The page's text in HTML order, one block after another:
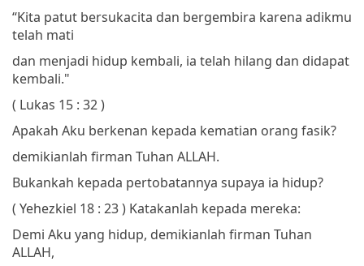
“Kita patut bersukacita dan bergembira karena adikmu
telah mati
dan menjadi hidup kembali, ia telah hilang dan didapat
kembali."
( Lukas 15 : 32 )
Apakah Aku berkenan kepada kematian orang fasik?
demikianlah firman Tuhan ALLAH.
Bukankah kepada pertobatannya supaya ia hidup?
( Yehezkiel 18 : 23 ) Katakanlah kepada mereka:
Demi Aku yang hidup, demikianlah firman Tuhan
ALLAH,